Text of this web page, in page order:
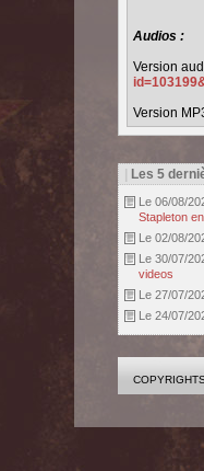
Audios :
Version
Version
Les 5
Le 06/08/
Stapleton
Le 02/08/
Le 30/07/
videos
Le 27/07/
Le 24/07/